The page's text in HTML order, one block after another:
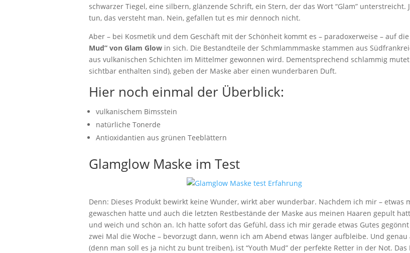
schwarzer Tiegel, eine silbern, glänzende Schrift, ein Stern, der das Wort “Glam”
tun, das versteht man. Nein, gefallen tut es mir dennoch nicht.
Aber – bei Kosmetik und dem Geschäft mit der Schönheit kommt es – paradoxerweise – auf
Mud” von Glam Glow in sich. Die Bestandteile der Schmlammmaske stammen aus
aus vulkanischen Schichten im Mittelmer gewonnen wird. Dementsprechend schlammig
sichtbar enthalten sind), geben der Maske aber einen wunderbaren Duft.
Hier noch einmal der Überblick:
vulkanischem Bimsstein
natürliche Tonerde
Antioxidantien aus grünen Teeblättern
Glamglow Maske im Test
Denn: Dieses Produkt bewirkt keine Wunder, wirkt aber wunderbar. Nachdem ich mir – etwas
gewaschen hatte und auch die letzten Restbestände der Maske aus meinen Haaren gepult
und weich und schön an. Ich hatte sofort das Gefühl, dass ich mir gerade etwas Gutes
zwei Mal die Woche – bevorzugt dann, wenn ich am Abend etwas länger aufbleibe. Und
(denn man soll es ja nicht zu bunt treiben), ist “Youth Mud” der perfekte Retter in der Not.